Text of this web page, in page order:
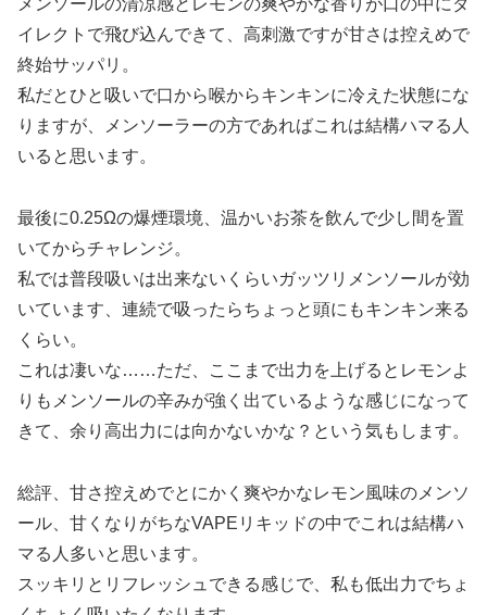
メンソールの清涼感とレモンの爽やかな香りが口の中にダ
イレクトで飛び込んできて、高刺激ですが甘さは控えめで
終始サッパリ。
私だとひと吸いで口から喉からキンキンに冷えた状態にな
りますが、メンソーラーの方であればこれは結構ハマる人
いると思います。
最後に0.25Ωの爆煙環境、温かいお茶を飲んで少し間を置
いてからチャレンジ。
私では普段吸いは出来ないくらいガッツリメンソールが効
いています、連続で吸ったらちょっと頭にもキンキン来る
くらい。
これは凄いな……ただ、ここまで出力を上げるとレモンよ
りもメンソールの辛みが強く出ているような感じになって
きて、余り高出力には向かないかな？という気もします。
総評、甘さ控えめでとにかく爽やかなレモン風味のメンソ
ール、甘くなりがちなVAPEリキッドの中でこれは結構ハ
マる人多いと思います。
スッキリとリフレッシュできる感じで、私も低出力でちょ